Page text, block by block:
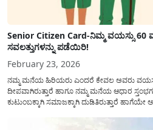
Senior Citizen Card-ನಿಮ್ಮ ವಯಸ್ಸು
ಸವಲತ್ತುಗಳನ್ನು ಪಡೆಯಿರಿ!
February 23, 2026
ನಮ್ಮ ಮನೆಯ ಹಿರಿಯರು ಎಂದರೆ ಕೇವಲ ಅವರು
ದೀಪವಾಗಿರುತ್ತಾರೆ ಹಾಗೂ ನಮ್ಮ ಮನೆಯ ಆಧಾರ
ಕುಟುಂಬಕ್ಕಾಗಿ ಸಮಾಜಕ್ಕಾಗಿ ದುಡಿತಿರುತ್ತಾರೆ